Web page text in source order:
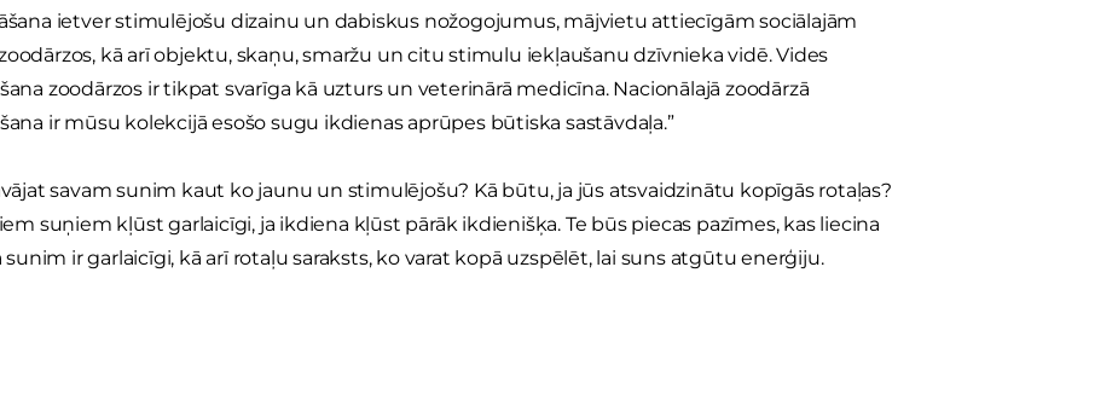
ietver stimulējošu dizainu un dabiskus nožogojumus, mājvietu attiecīgām sociālajām
kā arī objektu, skaņu, smaržu un citu stimulu iekļaušanu dzīvnieka vidē. Vides
zoodārzos ir tikpat svarīga kā uzturs un veterinārā medicīna. Nacionālajā zoodārzā
ir mūsu kolekcijā esošo sugu ikdienas aprūpes būtiska sastāvdaļa.”
savam sunim kaut ko jaunu un stimulējošu? Kā būtu, ja jūs atsvaidzinātu kopīgās rotaļas?
suņiem kļūst garlaicīgi, ja ikdiena kļūst pārāk ikdienišķa. Te būs piecas pazīmes, kas liecina
sunim ir garlaicīgi, kā arī rotaļu saraksts, ko varat kopā uzspēlēt, lai suns atgūtu enerģiju.